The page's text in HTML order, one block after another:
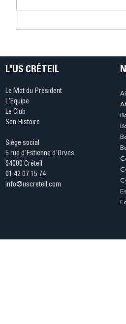
Ping ? Quand le tennis
L'US CRÉTEIL
Le Mot du Président
L'Equipe
Le Club
Son Histoire
Siège social
5 rue d'Estienne d'Orves
94000 Créteil
01 42 07 15 74
info@uscreteil.com